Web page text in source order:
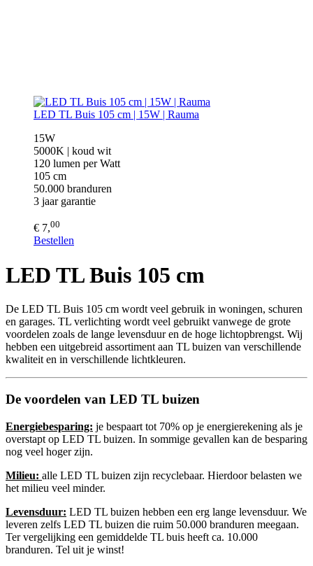
LED TL Buis 105 cm | 15W | Rauma
15W
5000K | koud wit
120 lumen per Watt
105 cm
50.000 branduren
3 jaar garantie
€ 7,00
Bestellen
LED TL Buis 105 cm
De LED TL Buis 105 cm wordt veel gebruik in woningen, schuren
en garages. TL verlichting wordt veel gebruikt vanwege de grote
voordelen zoals de lange levensduur en de hoge lichtopbrengst. Wij
hebben een uitgebreid assortiment aan TL buizen van verschillende
kwaliteit en in verschillende lichtkleuren.
De voordelen van LED TL buizen
Energiebesparing: je bespaart tot 70% op je energierekening als je
overstapt op LED TL buizen. In sommige gevallen kan de besparing
nog veel hoger zijn.
Milieu: alle LED TL buizen zijn recyclebaar. Hierdoor belasten we
het milieu veel minder.
Levensduur: LED TL buizen hebben een erg lange levensduur. We
leveren zelfs LED TL buizen die ruim 50.000 branduren meegaan.
Ter vergelijking een gemiddelde TL buis heeft ca. 10.000
branduren. Tel uit je winst!